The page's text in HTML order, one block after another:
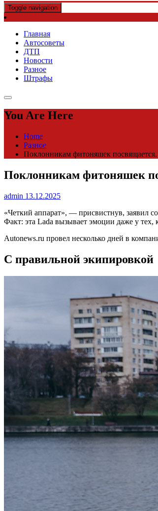
Toggle navigation
Главная
Автосоветы
ДТП
Новости
Разное
Штрафы
You Are Here
Home
Разное
Поклонникам фитоняшек посвящается.
Поклонникам фитоняшек
admin 13.12.2025
«Четкий аппарат», — присвистнув, заявил
Факт: эта Ladа вызывает эмоции даже у
Autonews.ru провел несколько дней в
С правильной экипировкой